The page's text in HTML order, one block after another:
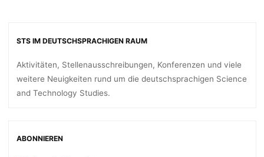
2017
Berlin
(4.–
7.10.2017)"
STS IM DEUTSCHSPRACHIGEN RAUM
Aktivitäten, Stellenausschreibungen, Konferenzen und viele
weitere Neuigkeiten rund um die deutschsprachigen Science
and Technology Studies.
ABONNIEREN